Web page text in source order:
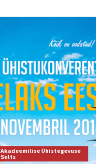
Akadeemilise Ühistegevuse
Selts